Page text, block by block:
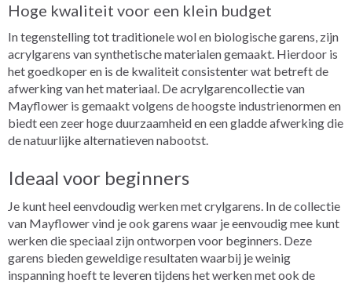
Hoge kwaliteit voor een klein budget
In tegenstelling tot traditionele wol en biologische garens, zijn
acrylgarens van synthetische materialen gemaakt. Hierdoor is
het goedkoper en is de kwaliteit consistenter wat betreft de
afwerking van het materiaal. De acrylgarencollectie van
Mayflower is gemaakt volgens de hoogste industrienormen en
biedt een zeer hoge duurzaamheid en een gladde afwerking die
de natuurlijke alternatieven nabootst.
Ideaal voor beginners
Je kunt heel eenvdoudig werken met crylgarens. In de collectie
van Mayflower vind je ook garens waar je eenvoudig mee kunt
werken die speciaal zijn ontworpen voor beginners. Deze
garens bieden geweldige resultaten waarbij je weinig
inspanning hoeft te leveren tijdens het werken met ook de